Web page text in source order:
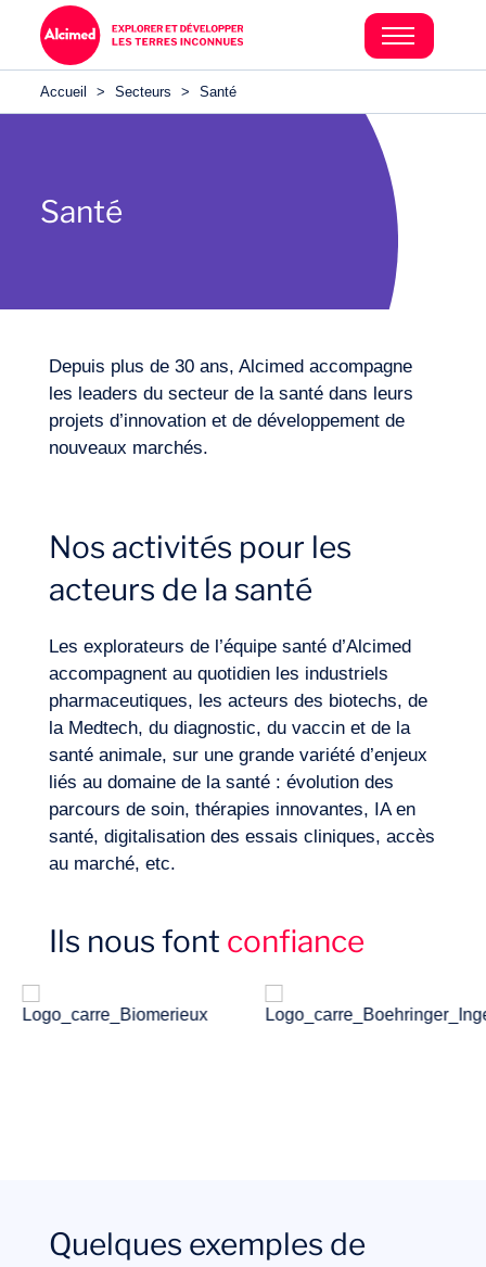
Secteurs
Missions
Accueil > Secteurs > Santé
Santé
Depuis plus de 30 ans, Alcimed accompagne
les leaders du secteur de la santé dans leurs
projets d’innovation et de développement de
nouveaux marchés.
Nos activités pour les
acteurs de la santé
Les explorateurs de l’équipe santé d’Alcimed
accompagnent au quotidien les industriels
pharmaceutiques, les acteurs des biotechs, de
la Medtech, du diagnostic, du vaccin et de la
santé animale, sur une grande variété d’enjeux
liés au domaine de la santé : évolution des
parcours de soin, thérapies innovantes, IA en
santé, digitalisation des essais cliniques, accès
au marché, etc.
Ils nous font confiance
Quelques exemples de